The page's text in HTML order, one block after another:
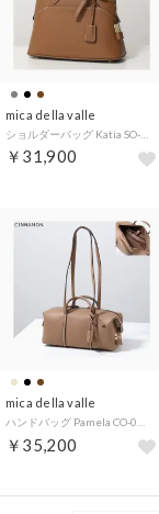
mica della valle
￥31,900
mica della valle
￥35,200